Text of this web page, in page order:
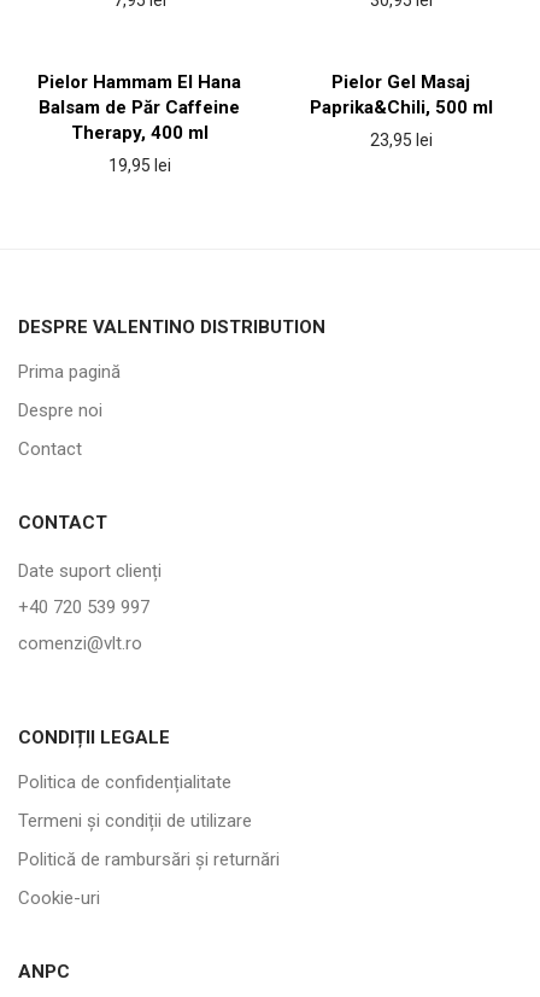
Pielor Hammam El Hana
Balsam de Păr Caffeine
Therapy, 400 ml
19,95 lei
Pielor Gel Masaj
Paprika&Chili, 500 ml
23,95 lei
DESPRE VALENTINO DISTRIBUTION
Prima pagină
Despre noi
Contact
CONTACT
Date suport clienți
+40 720 539 997
comenzi@vlt.ro
CONDIȚII LEGALE
Politica de confidențialitate
Termeni și condiții de utilizare
Politică de rambursări și returnări
Cookie-uri
ANPC